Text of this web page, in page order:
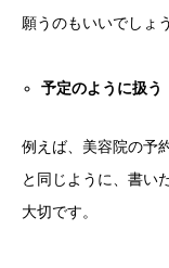
願うのもいいでしょう
予定のように扱う
例えば、美容院の予
と同じように、書い
大切です。